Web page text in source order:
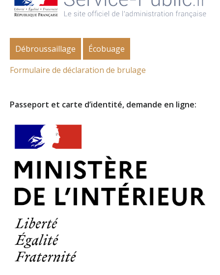
Débroussaillage
Écobuage
Formulaire de déclaration de brulage
Passeport et carte d’identité, demande en ligne: